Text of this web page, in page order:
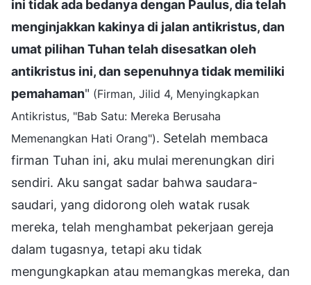
ini tidak ada bedanya dengan Paulus, dia telah
menginjakkan kakinya di jalan antikristus, dan
umat pilihan Tuhan telah disesatkan oleh
antikristus ini, dan sepenuhnya tidak memiliki
pemahaman" (Firman, Jilid 4, Menyingkapkan
Antikristus, "Bab Satu: Mereka Berusaha
Memenangkan Hati Orang"). Setelah membaca
firman Tuhan ini, aku mulai merenungkan diri
sendiri. Aku sangat sadar bahwa saudara-
saudari, yang didorong oleh watak rusak
mereka, telah menghambat pekerjaan gereja
dalam tugasnya, tetapi aku tidak
mengungkapkan atau memangkas mereka, dan